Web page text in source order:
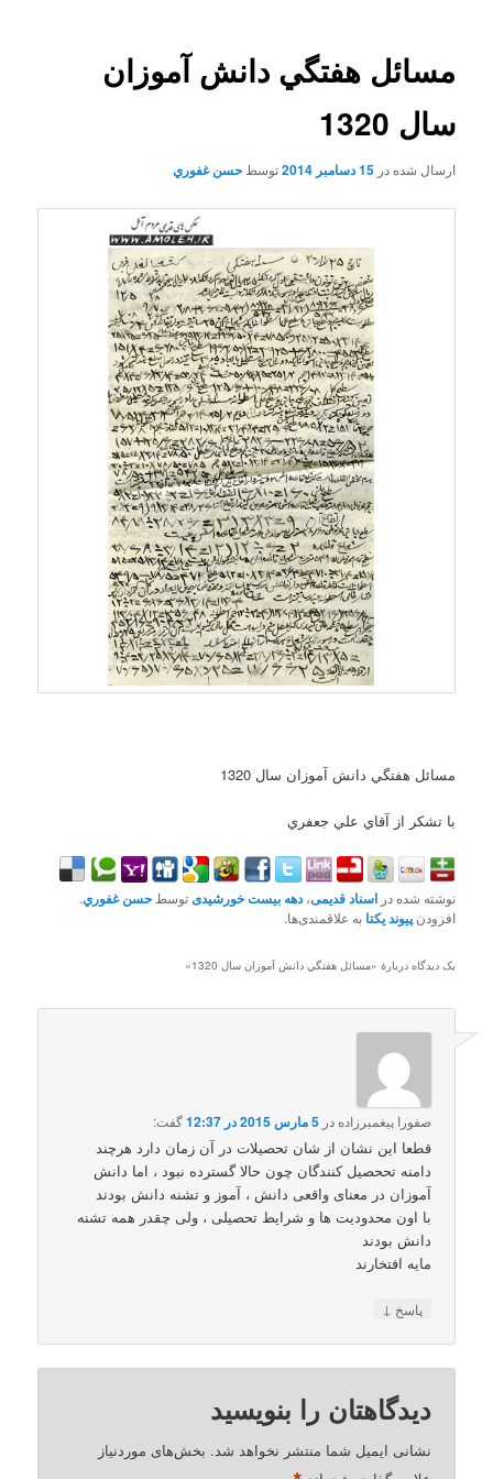
مسائل هفتگي دانش آموزان
سال 1320
ارسال شده در15 دسامبر 2014 توسطحسن غفوري
مسائل هفتگي دانش آموزان سال 1320
با تشکر از آقاي علي جعفري
نوشته شده دراسناد قدیمی،دهه بیست خورشیدیتوسطحسن غفوري.
افزودنپیوند یکتا به علاقمندی‌ها.
یک دیدگاه دربارهٔ «مسائل هفتگي دانش آموزان سال 1320 »
صفورا پیغمبرزاده در5 مارس 2015 در 12:37 گفت:
قطعا این نشان از شان تحصیلات در آن زمان دارد هرچند
دامنه تححصیل کنندگان چون حالا گسترده نبود ، اما دانش
آموزان در معنای واقعی دانش ، آموز و تشنه دانش بودند
با اون محدودیت ها و شرایط تحصیلی ، ولی چقدر همه تشنه
دانش بودند
مایه افتخارند
پاسخ ↓
دیدگاهتان را بنویسید
نشانی ایمیل شما منتشر نخواهد شد. بخش‌های موردنیاز